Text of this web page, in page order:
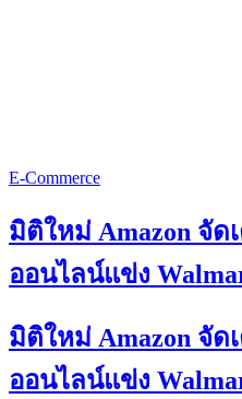
E-Commerce
มิติใหม่ Amazon จัด
ออนไลน์แข่ง
มิติใหม่ Amazon จัด
ออนไลน์แข่ง